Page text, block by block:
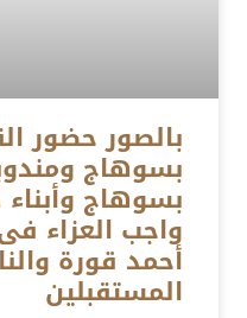
بالصور حضور
بسوهاج
بسوهاج وأبناء
واجب العزاء
أحمد قورة
المستقبلين